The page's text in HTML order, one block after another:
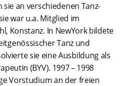
an verschiedenen Tanz-
war u.a. Mitglied im
Konstanz. In NewYork bildete
Tanz und
sie eine Ausbildung als
(BYV). 1997 – 1998
Vorstudium an der freien